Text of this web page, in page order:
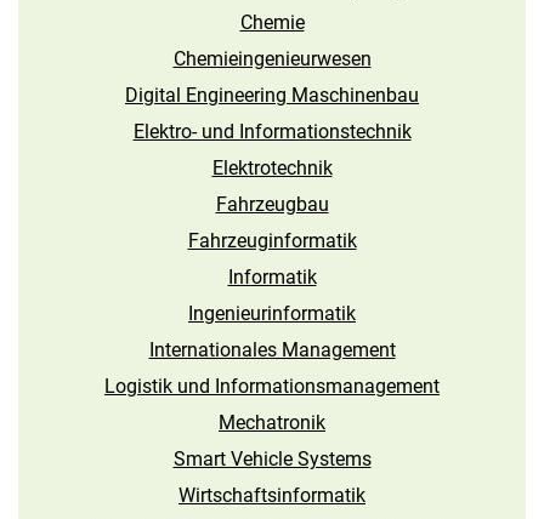
Chemie
Chemieingenieurwesen
Digital Engineering Maschinenbau
Elektro- und Informations­technik
Elektrotechnik
Fahrzeugbau
Fahrzeuginformatik
Informatik
Ingenieur­informatik
Internationales Management
Logistik und Informations­management
Mechatronik
Smart Vehicle Systems
Wirtschaftsinformatik